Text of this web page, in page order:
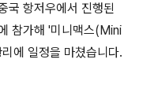
국 항저우에서 진행된
참가해 '미니맥스(Mini
에 일정을 마쳤습니다.